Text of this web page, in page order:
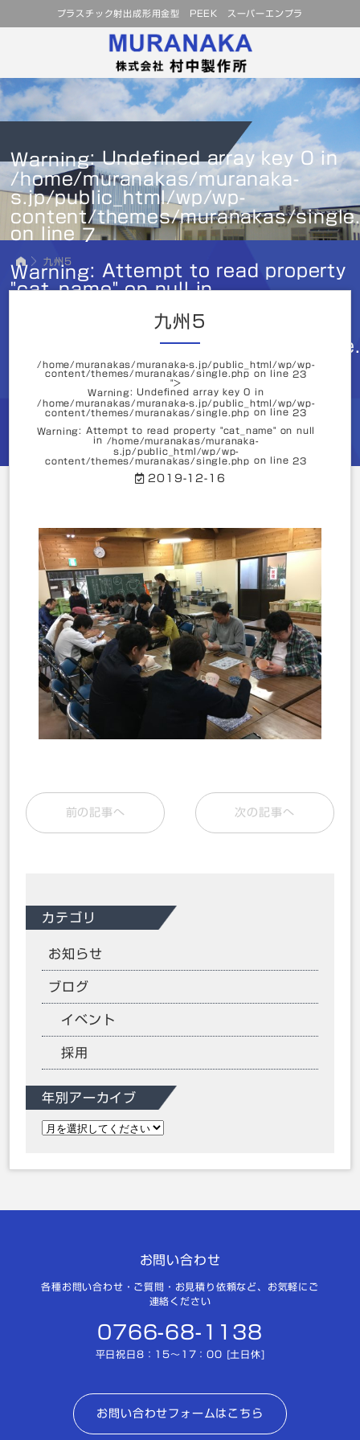
プラスチック射出成形用金型 PEEK スーパーエンプラ
Warning: Undefined array key 0 in
/home/muranakas/muranaka-
s.jp/public_html/wp/wp-
content/themes/muranakas/
on line 7
Warning: Attempt to read property
"cat_name" on null in
/home/muranakas/muranaka-
s.jp/public_html/wp/wp-
content/themes/muranakas/
on line7
: Undefined array key 0 in
/home/muranakas/muranaka-
s.jp/public_html/wp/wp-
content/themes/muranakas/single.phpon line7
Warning: Attempt to read property "slug" on null in
/home/muranakas/muranaka-
s.jp/public_html/wp/wp-
九州5
九州5
/home/muranakas/muranaka-s.jp/public_html/wp/wp-
content/themes/muranakas/single.php on line 23
">
Warning: Undefined array key 0 in
/home/muranakas/muranaka-s.jp/public_html/wp/wp-
content/themes/muranakas/single.php on line 23
Warning: Attempt to read property "cat_name" on null
in
/home/muranakas/muranaka-
s.jp/public_html/wp/wp-
content/themes/muranakas/single.php on line 23
2019-12-16
前の記事へ 次の記事へ
カテゴリ
お知らせ
ブログ
イベント
採用
年別アーカイブ
お問い合わせ
各種お問い合わせ・ご質問・お見積り依頼など、お気軽にご
連絡ください
0766-68-1138
平日祝日8：15～17：00 [土日休]
お問い合わせフォームはこちら